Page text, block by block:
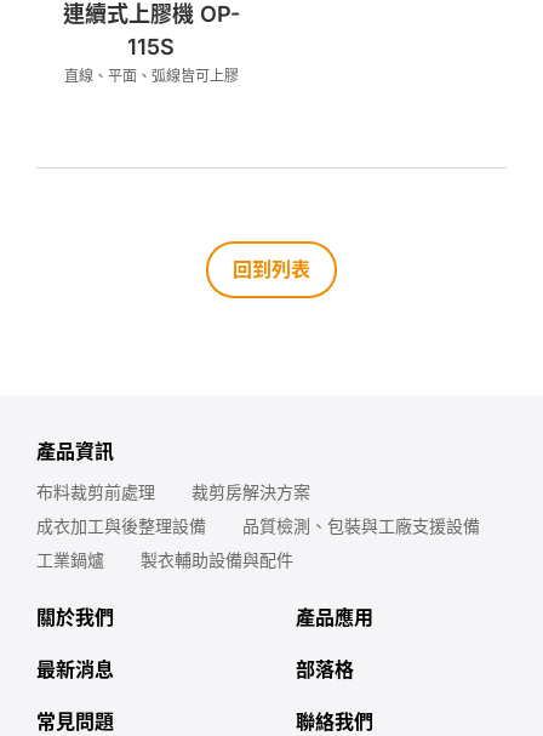
連續式上膠機 OP-
115S
直線、平面、弧線皆可上膠
回到列表
產品資訊
布料裁剪前處理
裁剪房解決方案
成衣加工與後整理設備
品質檢測、包裝與工廠支援設備
工業鍋爐
製衣輔助設備與配件
關於我們 產品應用
最新消息 部落格
常見問題 聯絡我們